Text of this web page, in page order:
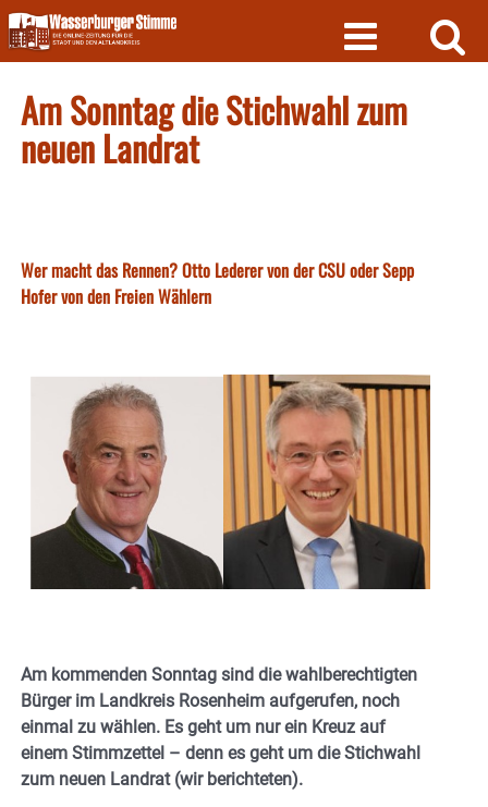
Skip
to
content
Am Sonntag die Stichwahl zum
neuen Landrat
Wer macht das Rennen? Otto Lederer von der CSU oder Sepp
Hofer von den Freien Wählern
Am kommenden Sonntag sind die wahlberechtigten
Bürger im Landkreis Rosenheim aufgerufen, noch
einmal zu wählen. Es geht um nur ein Kreuz auf
einem Stimmzettel – denn es geht um die Stichwahl
zum neuen Landrat (wir berichteten).